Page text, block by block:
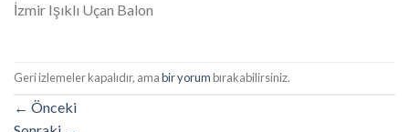
İzmir Işıklı Uçan Balon
Geri izlemeler kapalıdır, amabir yorumbırakabilirsiniz.
← Önceki